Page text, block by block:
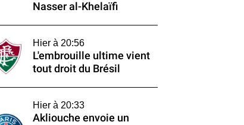
Nasser al-Khelaïfi
Hier à 20:56
L'embrouille ultime vient
tout droit du Brésil
Hier à 20:33
Akliouche envoie un